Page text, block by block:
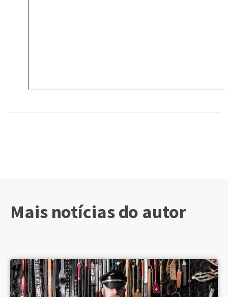
Mais notícias do autor